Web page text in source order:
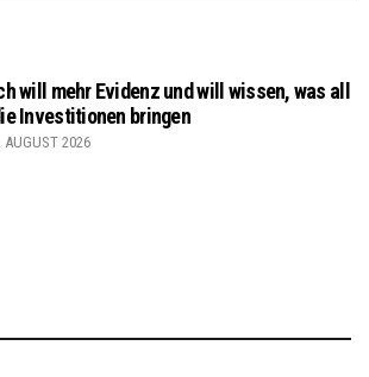
will mehr Evidenz und will wissen, was all
Investitionen bringen
AUGUST 2026